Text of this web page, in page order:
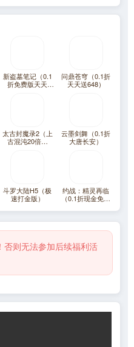
新盗墓笔记（0.1
折免费版天天
问鼎苍穹（0.1折
天天送648）
太古封魔录2（上
古混沌20倍返
云墨剑舞（0.1折
大唐长安）
斗罗大陆H5（极
速打金版）
约战：精灵再临
（0.1折现金免费
否则无法参加后续福利活